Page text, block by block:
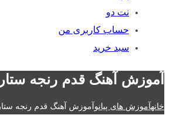
نت دو
حساب کاربری من
سبد خرید
آموزش آهنگ قدم رنجه ستار
خانهآموزش های پیانوآموزش آهنگ قدم رنجه ستار